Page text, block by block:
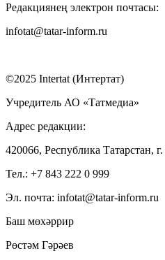
Редакциянең электрон почтасы:
infotat@tatar-inform.ru
©2025 Intertat (Интертат)
Учредитель АО «Татмедиа»
Адрес редакции:
420066, Республика Татарстан,
Тел.: +7 843 222 0 999
Эл. почта: infotat@tatar-inform.ru
Баш мөхәррир
Рөстәм Гәрәев